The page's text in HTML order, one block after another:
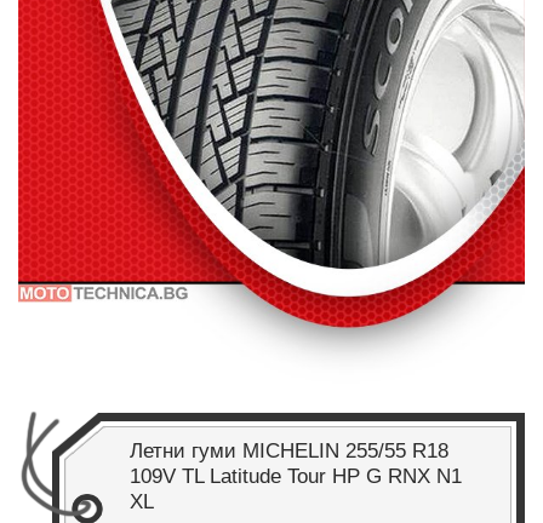
Летни гуми MICHELIN 255/55 R18
109V TL Latitude Tour HP G RNX N1
XL